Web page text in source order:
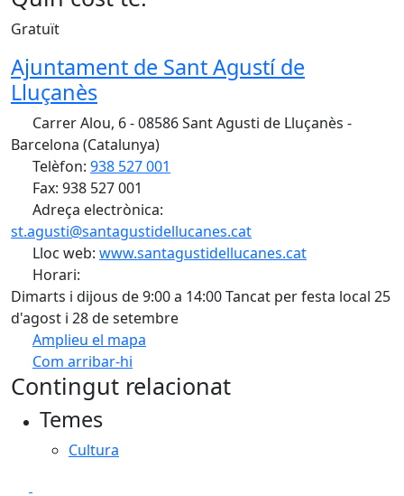
Gratuït
Ajuntament de Sant Agustí de
Lluçanès
Carrer Alou, 6 - 08586 Sant Agusti de Lluçanès -
Barcelona (Catalunya)
Telèfon: 938 527 001
Fax: 938 527 001
Adreça electrònica:
st.agusti@santagustidellucanes.cat
Lloc web: www.santagustidellucanes.cat
Horari:
Dimarts i dijous de 9:00 a 14:00 Tancat per festa local 25
d'agost i 28 de setembre
Amplieu el mapa
Com arribar-hi
+
Contingut relacionat
Temes
Cultura